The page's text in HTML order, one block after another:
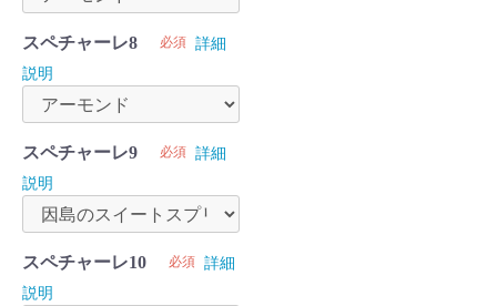
スペチャーレ8 必須
詳細
説明
スペチャーレ9 必須
詳細
説明
スペチャーレ10 必須
詳細
説明